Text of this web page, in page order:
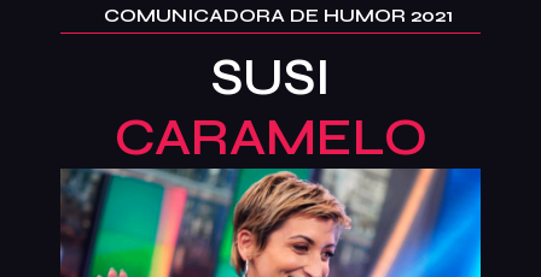
COMUNICADORA DE HUMOR 2021
SUSI
CARAMELO